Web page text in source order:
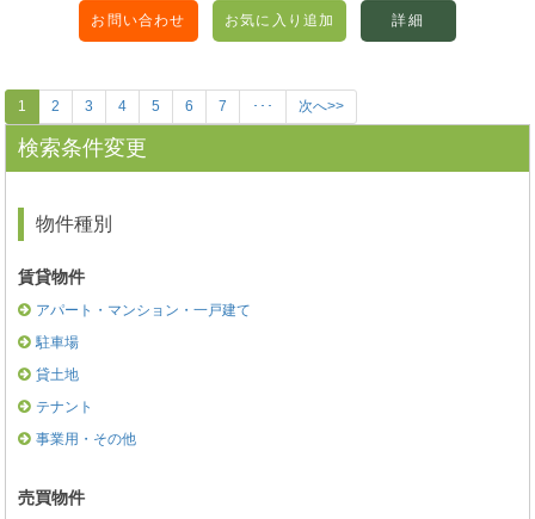
お問い合わせ お気に入り追加 詳細
1 2 3 4 5 6 7 ･･･ 次へ>>
検索条件変更
物件種別
賃貸物件
アパート・マンション・一戸建て
駐車場
貸土地
テナント
事業用・その他
売買物件